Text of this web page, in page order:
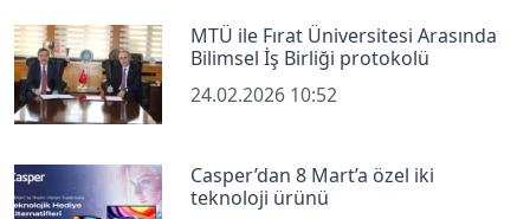
MTÜ ile Fırat Üniversitesi Arasında
Bilimsel İş Birliği protokolü
24.02.2026 10:52
Casper’dan 8 Mart’a özel iki
teknoloji ürünü